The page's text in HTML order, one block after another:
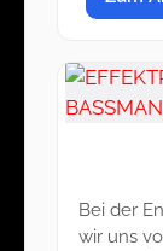
Bei der
wir uns